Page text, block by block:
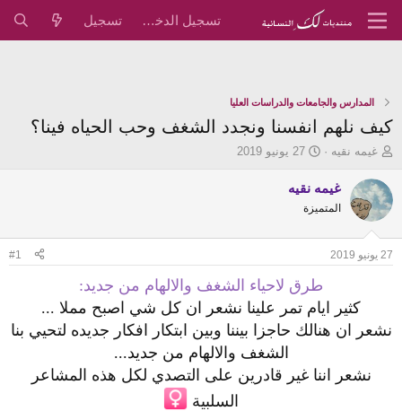
تسجيل الدخول تسجيل
المدارس والجامعات والدراسات العليا
كيف نلهم انفسنا ونجدد الشغف وحب الحياه فينا؟
ب
د
ئ
و
غيمه نقيه
ت
ر
خ
ب
ء
27 يونيو 2019
غيمه نقيه
المتميزة
27 يونيو 2019 #1
طرق لاحياء الشغف والالهام من جديد:
كثير ايام تمر علينا نشعر ان كل شي اصبح مملا ...
نشعر ان هنالك حاجزا بيننا وبين ابتكار افكار جديده لتحيي بنا
الشغف والالهام من جديد...
نشعر اننا غير قادرين على التصدي لكل هذه المشاعر
السلبية ‍